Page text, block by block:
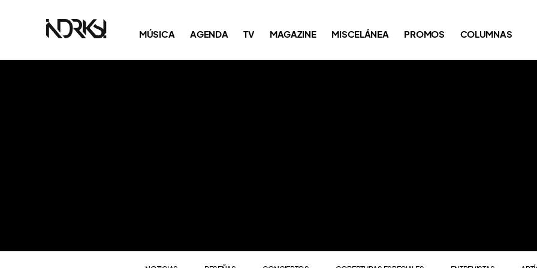
MÚSICA AGENDA TV MAGAZINE MISCELÁNEA PROMOS COLUMNAS